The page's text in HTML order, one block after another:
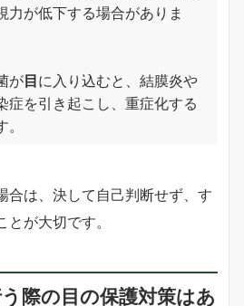
力が低下する場合がありま
が目に入り込むと、結膜炎や
症を引き起こし、重症化する
合は、決して自己判断せず、す
が大切です。
際の目の保護対策はあ